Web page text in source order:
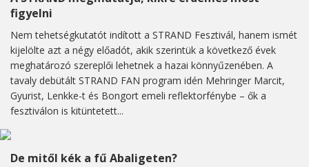
figyelni
Nem tehetségkutatót indított a STRAND Fesztivál, hanem ismét
kijelölte azt a négy előadót, akik szerintük a következő évek
meghatározó szereplői lehetnek a hazai könnyűzenében. A
tavaly debütált STRAND FAN program idén Mehringer Marcit,
Gyurist, Lenkke-t és Bongort emeli reflektorfénybe – ők a
fesztiválon is kitüntetett...
De mitől kék a fű Abaligeten?